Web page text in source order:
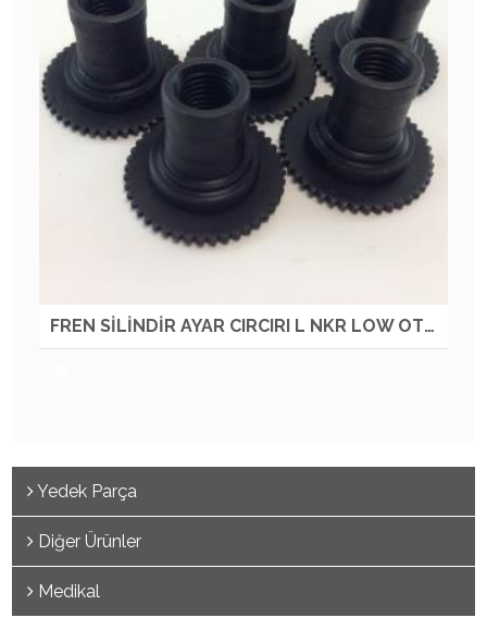
FREN SİLİNDİR AYAR CIRCIRI L NKR LOW OTM
Yedek Parça
Diğer Ürünler
Medikal